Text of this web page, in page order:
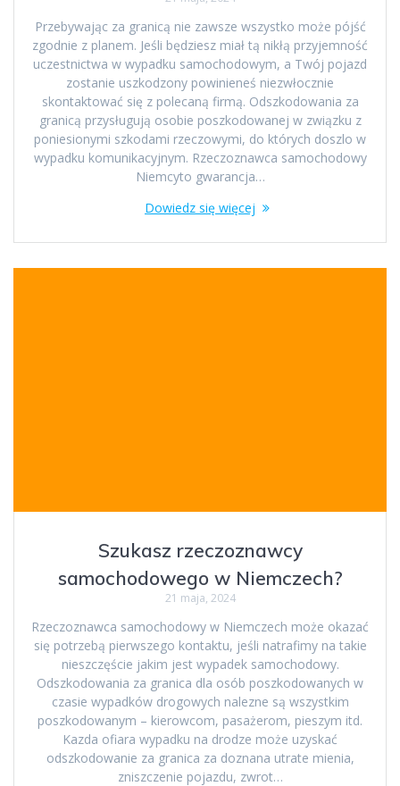
Przebywając za granicą nie zawsze wszystko może pójść
zgodnie z planem. Jeśli będziesz miał tą nikłą przyjemność
uczestnictwa w wypadku samochodowym, a Twój pojazd
zostanie uszkodzony powinieneś niezwłocznie
skontaktować się z polecaną firmą. Odszkodowania za
granicą przysługują osobie poszkodowanej w związku z
poniesionymi szkodami rzeczowymi, do których doszlo w
wypadku komunikacyjnym. Rzeczoznawca samochodowy
Niemcyto gwarancja…
Dowiedz się więcej
Szukasz rzeczoznawcy
samochodowego w Niemczech?
21 maja, 2024
Rzeczoznawca samochodowy w Niemczech może okazać
się potrzebą pierwszego kontaktu, jeśli natrafimy na takie
nieszczęście jakim jest wypadek samochodowy.
Odszkodowania za granica dla osób poszkodowanych w
czasie wypadków drogowych nalezne są wszystkim
poszkodowanym – kierowcom, pasażerom, pieszym itd.
Kazda ofiara wypadku na drodze może uzyskać
odszkodowanie za granica za doznana utrate mienia,
zniszczenie pojazdu, zwrot…